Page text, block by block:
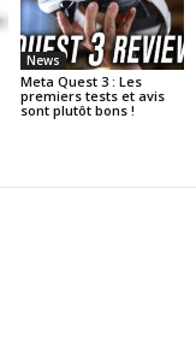
News
Meta Quest 3 : Les
premiers tests et avis
sont plutôt bons !